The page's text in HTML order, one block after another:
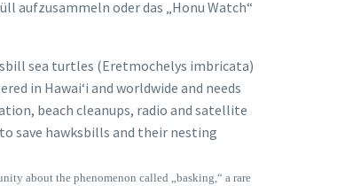
aufzusammeln oder das „Honu Watch“
sea turtles (Eretmochelys imbricata)
in Hawai‘i and worldwide and needs
beach cleanups, radio and satellite
save hawksbills and their nesting
about the phenomenon called „basking,“ a rare